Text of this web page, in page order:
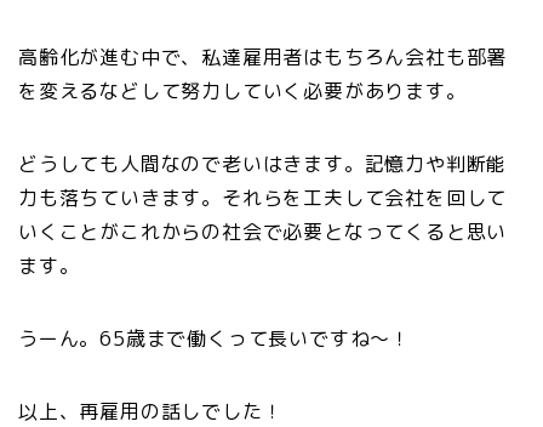
高齢化が進む中で、私達雇用者はもちろん会社も部署
を変えるなどして努力していく必要があります。
どうしても人間なので老いはきます。記憶力や判断能
力も落ちていきます。それらを工夫して会社を回して
いくことがこれからの社会で必要となってくると思い
ます。
うーん。65歳まで働くって長いですね〜！
以上、再雇用の話しでした！